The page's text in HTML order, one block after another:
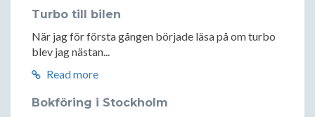
Turbo till bilen
När jag för första gången började läsa på om turbo
blev jag nästan...
Read more
Bokföring i Stockholm